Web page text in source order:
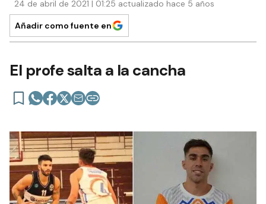
24 de abril de 2021 | 01:25 actualizado hace 5 años
Añadir como fuente en
El profe salta a la cancha